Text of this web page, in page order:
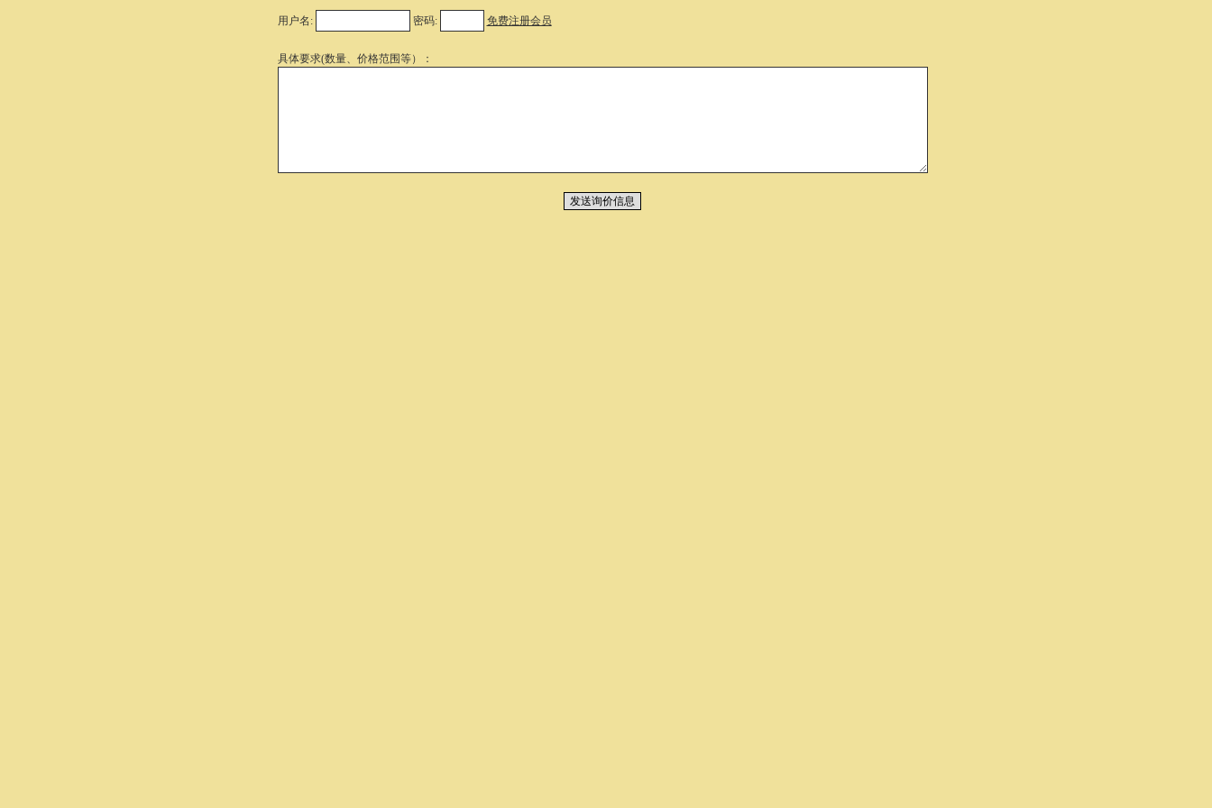
用户名: 密码: 免费注册会员
具体要求(数量、价格范围等）：